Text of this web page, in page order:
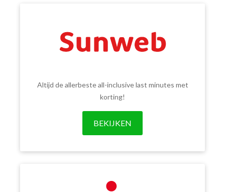
Altijd de allerbeste all-inclusive last minutes met
korting!
BEKIJKEN